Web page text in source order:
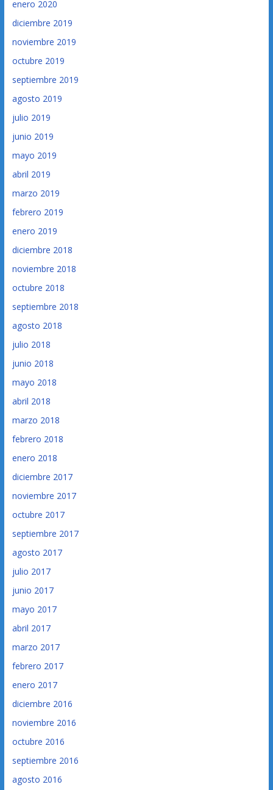
enero 2020
diciembre 2019
noviembre 2019
octubre 2019
septiembre 2019
agosto 2019
julio 2019
junio 2019
mayo 2019
abril 2019
marzo 2019
febrero 2019
enero 2019
diciembre 2018
noviembre 2018
octubre 2018
septiembre 2018
agosto 2018
julio 2018
junio 2018
mayo 2018
abril 2018
marzo 2018
febrero 2018
enero 2018
diciembre 2017
noviembre 2017
octubre 2017
septiembre 2017
agosto 2017
julio 2017
junio 2017
mayo 2017
abril 2017
marzo 2017
febrero 2017
enero 2017
diciembre 2016
noviembre 2016
octubre 2016
septiembre 2016
agosto 2016